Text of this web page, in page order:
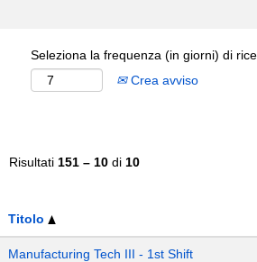
Seleziona la frequenza (in giorni) di
Crea avviso
Risultati 151 – 10 di 10
Titolo
Manufacturing Tech III - 1st Shift